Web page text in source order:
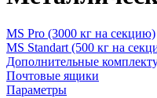
MS Pro (3000 кг на секцию)
MS Standart (500 кг на
Дополнительные
Почтовые ящики
Параметры